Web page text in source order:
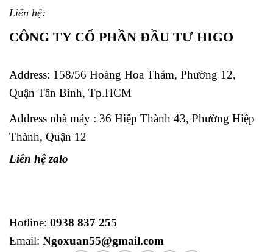
Liên hệ:
CÔNG TY CỔ PHẦN ĐẦU TƯ HIGO
Address: 158/56 Hoàng Hoa Thám, Phường 12,
Quận Tân Bình, Tp.HCM
Address nhà máy : 36 Hiệp Thành 43, Phường Hiệp
Thành, Quận 12
Liên hệ zalo
Hotline: 0938 837 255
Email: Ngoxuan55@gmail.com